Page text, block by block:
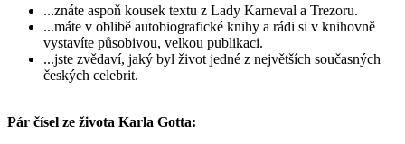
...znáte aspoň kousek textu z Lady Karneval a Trezoru.
...máte v oblibě autobiografické knihy a rádi si v knihovně
vystavíte působivou, velkou publikaci.
...jste zvědaví, jaký byl život jedné z největších současných
českých celebrit.
Pár čísel ze života Karla Gotta: